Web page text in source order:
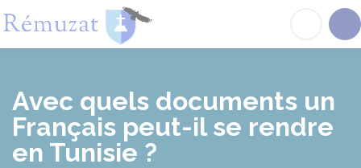
Avec quels documents un
Français peut-il se rendre
en Tunisie ?